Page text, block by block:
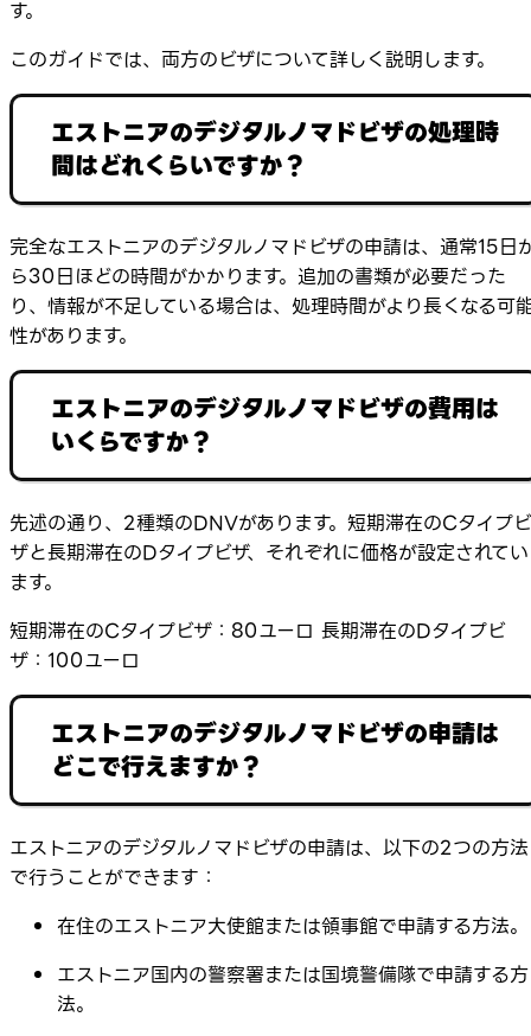
す。
このガイドでは、両方のビザについて詳しく説明します。
エストニアのデジタルノマドビザの処理時
間はどれくらいですか？
完全なエストニアのデジタルノマドビザの申請は、通常15日
ら30日ほどの時間がかかります。追加の書類が必要だった
り、情報が不足している場合は、処理時間がより長くなる可
性があります。
エストニアのデジタルノマドビザの費用は
いくらですか？
先述の通り、2種類のDNVがあります。短期滞在のCタイプビ
ザと長期滞在のDタイプビザ、それぞれに価格が設定されてい
ます。
短期滞在のCタイプビザ：80ユーロ 長期滞在のDタイプビ
ザ：100ユーロ
エストニアのデジタルノマドビザの申請は
どこで行えますか？
エストニアのデジタルノマドビザの申請は、以下の2つの方法
で行うことができます：
在住のエストニア大使館または領事館で申請する方法。
エストニア国内の警察署または国境警備隊で申請する方
法。